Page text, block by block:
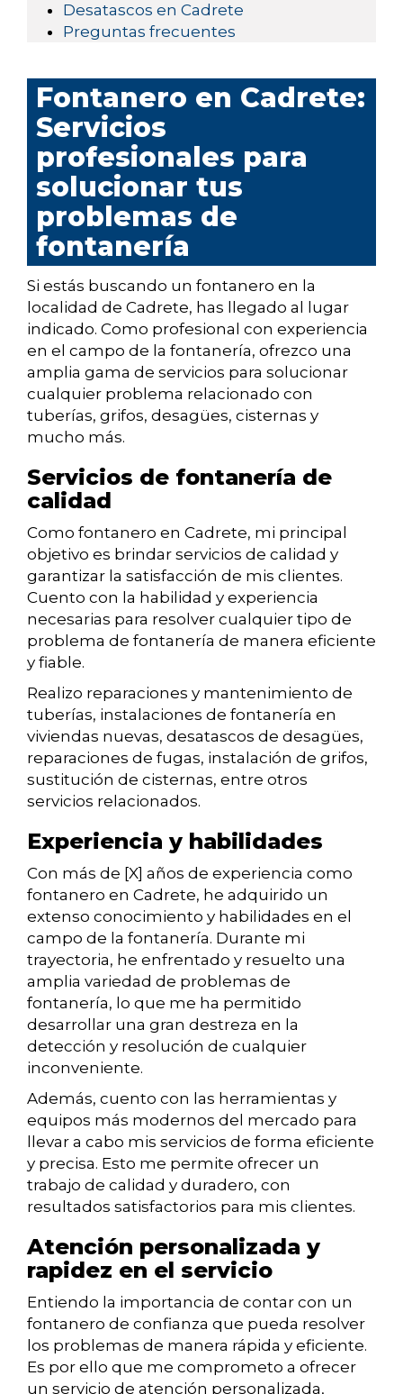
Desatascos en Cadrete
Preguntas frecuentes
Fontanero en Cadrete:
Servicios
profesionales para
solucionar tus
problemas de
fontanería
Si estás buscando un fontanero en la
localidad de Cadrete, has llegado al lugar
indicado. Como profesional con experiencia
en el campo de la fontanería, ofrezco una
amplia gama de servicios para solucionar
cualquier problema relacionado con
tuberías, grifos, desagües, cisternas y
mucho más.
Servicios de fontanería de
calidad
Como fontanero en Cadrete, mi principal
objetivo es brindar servicios de calidad y
garantizar la satisfacción de mis clientes.
Cuento con la habilidad y experiencia
necesarias para resolver cualquier tipo de
problema de fontanería de manera eficiente
y fiable.
Realizo reparaciones y mantenimiento de
tuberías, instalaciones de fontanería en
viviendas nuevas, desatascos de desagües,
reparaciones de fugas, instalación de grifos,
sustitución de cisternas, entre otros
servicios relacionados.
Experiencia y habilidades
Con más de [X] años de experiencia como
fontanero en Cadrete, he adquirido un
extenso conocimiento y habilidades en el
campo de la fontanería. Durante mi
trayectoria, he enfrentado y resuelto una
amplia variedad de problemas de
fontanería, lo que me ha permitido
desarrollar una gran destreza en la
detección y resolución de cualquier
inconveniente.
Además, cuento con las herramientas y
equipos más modernos del mercado para
llevar a cabo mis servicios de forma eficiente
y precisa. Esto me permite ofrecer un
trabajo de calidad y duradero, con
resultados satisfactorios para mis clientes.
Atención personalizada y
rapidez en el servicio
Entiendo la importancia de contar con un
fontanero de confianza que pueda resolver
los problemas de manera rápida y eficiente.
Es por ello que me comprometo a ofrecer
un servicio de atención personalizada,